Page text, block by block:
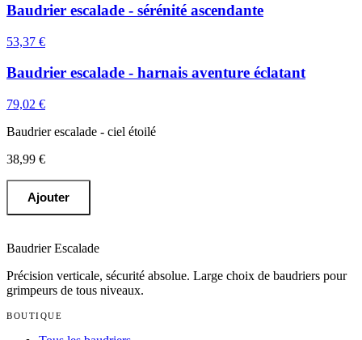
Baudrier escalade - sérénité ascendante
53,37 €
Baudrier escalade - harnais aventure éclatant
79,02 €
Baudrier escalade - ciel étoilé
38,99 €
Ajouter
Baudrier Escalade
Précision verticale, sécurité absolue. Large choix de baudriers pour
grimpeurs de tous niveaux.
BOUTIQUE